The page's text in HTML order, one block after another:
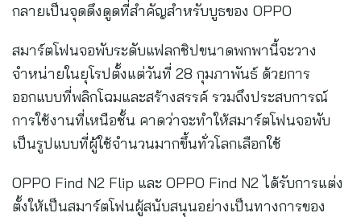
กลายเป็นจุดดึงดูดที่สำคัญสำหรับบูธของ OPPO
สมาร์ตโฟนจอพับระดับแฟลกชิปขนาดพกพานี้จะวาง
จำหน่ายในยุโรปตั้งแต่วันที่ 28 กุมภาพันธ์ ด้วยการ
ออกแบบที่พลิกโฉมและสร้างสรรค์ รวมถึงประสบการณ์
การใช้งานที่เหนือชั้น คาดว่าจะทำให้สมาร์ตโฟนจอพับ
เป็นรูปแบบที่ผู้ใช้จำนวนมากขึ้นทั่วโลกเลือกใช้
OPPO Find N2 Flip และ OPPO Find N2 ได้รับการแต่ง
ตั้งให้เป็นสมาร์ตโฟนผู้สนับสนุนอย่างเป็นทางการของ